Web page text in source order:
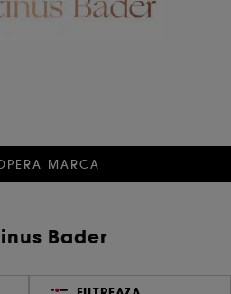
MARCA
Bader